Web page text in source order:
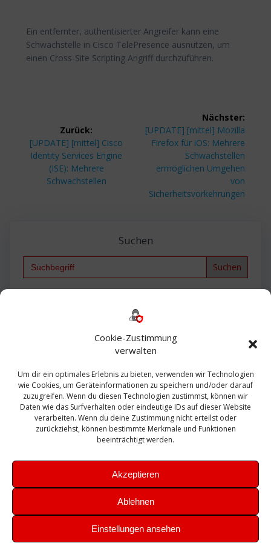
Cookie-Zustimmung
verwalten
Um dir ein optimales Erlebnis zu bieten, verwenden wir Technologien
wie Cookies, um Geräteinformationen zu speichern und/oder darauf
zuzugreifen. Wenn du diesen Technologien zustimmst, können wir
Daten wie das Surfverhalten oder eindeutige IDs auf dieser Website
verarbeiten. Wenn du deine Zustimmung nicht erteilst oder
zurückziehst, können bestimmte Merkmale und Funktionen
beeinträchtigt werden.
Akzeptieren
Ablehnen
Einstellungen ansehen
Ein entfernter, authentisierter Angreifer kann eine
Schwachstelle in Cisco TelePresence ausnutzen, um
einen Cross-Site Scripting Angriff durchzuführen.
Zurück:
Vorheriger
Beitrag:
[UPDATE] [mittel] Cisco
Identity Services Engine
(ISE): Mehrere
Schwachstellen
Nächster:
Nächster
Beitrag:
[UPDATE] [mittel] Mozilla
Firefox für iOS: Mehrere
Schwachstellen
ermöglichen Umgehen
von
Sicherheitsvorkehrungen
Suchen
Search
Bautagebuch
Exchange firewall Fritzbox
Microsoft
Sanierung SBS Security Server Sicherheit
Sicherung SIEM Sophos SSL Ubuntu
Update Upgrade UTM VCenter VCSA Veeam
VMWare VPN WAZUH Windows
Zertifikat
Theme